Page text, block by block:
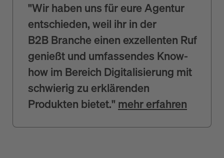
"Wir haben uns für eure Agentur
entschieden, weil ihr in der
B2B Branche einen exzellenten Ruf
genießt und umfassendes Know-
how im Bereich Digitalisierung mit
schwierig zu erklärenden
Produkten bietet." mehr erfahren